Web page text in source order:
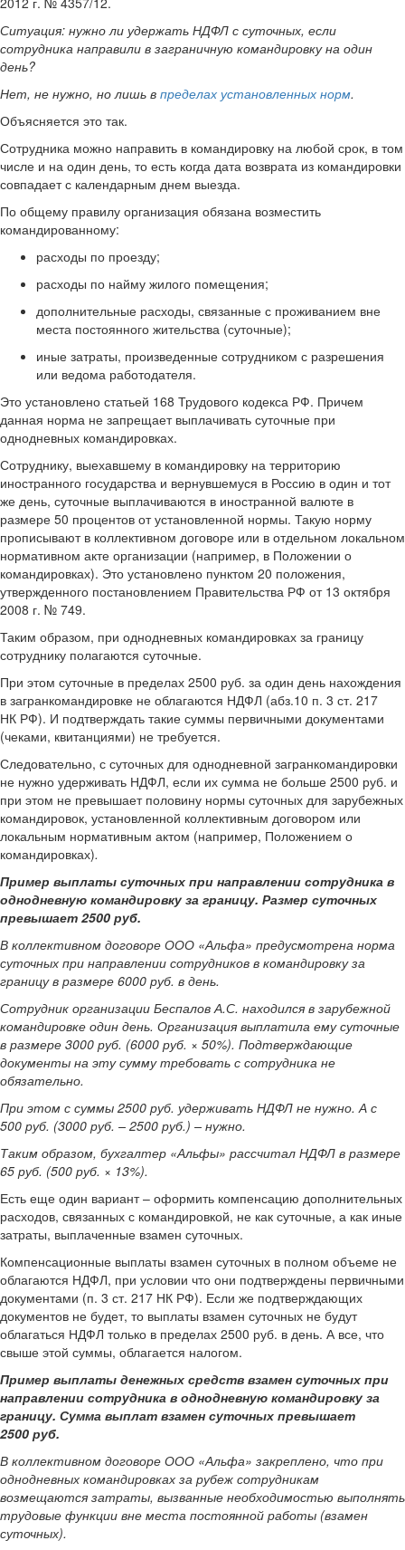
Ситуация: нужно ли удержать НДФЛ с суточных, если
сотрудника направили в заграничную командировку на один
день?
Нет, не нужно, но лишь в пределах установленных норм.
Объясняется это так.
Сотрудника можно направить в командировку на любой срок, в том
числе и на один день, то есть когда дата возврата из командировки
совпадает с календарным днем выезда.
По общему правилу организация обязана возместить
командированному:
расходы по проезду;
расходы по найму жилого помещения;
дополнительные расходы, связанные с проживанием вне
места постоянного жительства (суточные);
иные затраты, произведенные сотрудником с разрешения
или ведома работодателя.
Это установлено статьей 168 Трудового кодекса РФ. Причем
данная норма не запрещает выплачивать суточные при
однодневных командировках.
Сотруднику, выехавшему в командировку на территорию
иностранного государства и вернувшемуся в Россию в один и тот
же день, суточные выплачиваются в иностранной валюте в
размере 50 процентов от установленной нормы. Такую норму
прописывают в коллективном договоре или в отдельном локальном
нормативном акте организации (например, в Положении о
командировках). Это установлено пунктом 20 положения,
утвержденного постановлением Правительства РФ от 13 октября
2008 г. № 749.
Таким образом, при однодневных командировках за границу
сотруднику полагаются суточные.
При этом суточные в пределах 2500 руб. за один день нахождения
в загранкомандировке не облагаются НДФЛ (абз.10 п. 3 ст. 217
НК РФ). И подтверждать такие суммы первичными документами
(чеками, квитанциями) не требуется.
Следовательно, с суточных для однодневной загранкомандировки
не нужно удерживать НДФЛ, если их сумма не больше 2500 руб. и
при этом не превышает половину нормы суточных для зарубежных
командировок, установленной коллективным договором или
локальным нормативным актом (например, Положением о
командировках).
Пример выплаты суточных при направлении сотрудника в
однодневную командировку за границу. Размер суточных
превышает 2500 руб.
В коллективном договоре ООО «Альфа» предусмотрена норма
суточных при направлении сотрудников в командировку за
границу в размере 6000 руб. в день.
Сотрудник организации Беспалов А.С. находился в зарубежной
командировке один день. Организация выплатила ему суточные
в размере 3000 руб. (6000 руб. × 50%). Подтверждающие
документы на эту сумму требовать с сотрудника не
обязательно.
При этом с суммы 2500 руб. удерживать НДФЛ не нужно. А с
500 руб. (3000 руб. – 2500 руб.) – нужно.
Таким образом, бухгалтер «Альфы» рассчитал НДФЛ в размере
65 руб. (500 руб. × 13%).
Есть еще один вариант – оформить компенсацию дополнительных
расходов, связанных с командировкой, не как суточные, а как иные
затраты, выплаченные взамен суточных.
Компенсационные выплаты взамен суточных в полном объеме не
облагаются НДФЛ, при условии что они подтверждены первичными
документами (п. 3 ст. 217 НК РФ). Если же подтверждающих
документов не будет, то выплаты взамен суточных не будут
облагаться НДФЛ только в пределах 2500 руб. в день. А все, что
свыше этой суммы, облагается налогом.
Пример выплаты денежных средств взамен суточных при
направлении сотрудника в однодневную командировку за
границу. Сумма выплат взамен суточных превышает
2500 руб.
В коллективном договоре ООО «Альфа» закреплено, что при
однодневных командировках за рубеж сотрудникам
возмещаются затраты, вызванные необходимостью выполнять
трудовые функции вне места постоянной работы (взамен
суточных).